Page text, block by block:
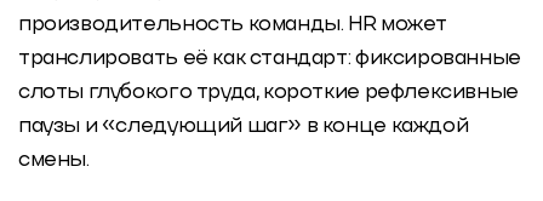
производительность команды. HR может
транслировать её как стандарт: фиксированные
слоты глубокого труда, короткие рефлексивные
паузы и «следующий шаг» в конце каждой
смены.